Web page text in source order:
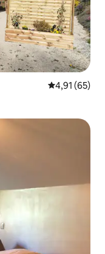
4,91 de uma
4,91 (65)